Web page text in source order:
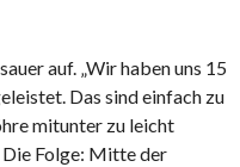
auf. „Wir haben uns 15
Das sind einfach zu
mitunter zu leicht
Folge: Mitte der